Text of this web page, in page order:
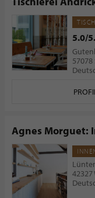
5.0/
57078
Agnes Morguet: